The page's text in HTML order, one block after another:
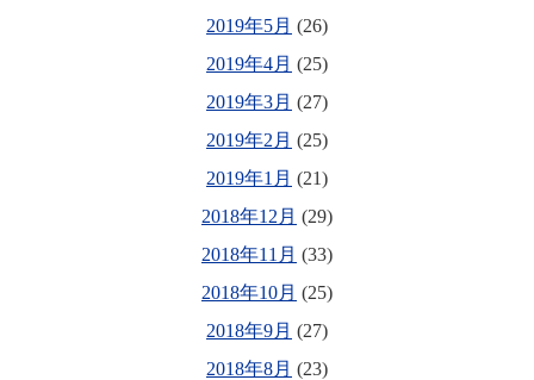
2019年5月 (26)
2019年4月 (25)
2019年3月 (27)
2019年2月 (25)
2019年1月 (21)
2018年12月 (29)
2018年11月 (33)
2018年10月 (25)
2018年9月 (27)
2018年8月 (23)